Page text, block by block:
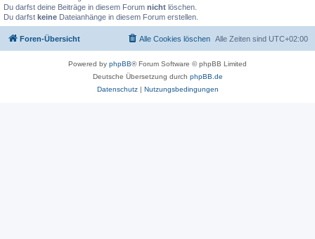
Du darfst deine Beiträge in diesem Forum nicht löschen.
Du darfst keine Dateianhänge in diesem Forum erstellen.
Foren-Übersicht Alle Zeiten sind UTC+02:00
Alle Cookies löschen
Powered by phpBB® Forum Software © phpBB Limited
Deutsche Übersetzung durch phpBB.de
Datenschutz| Nutzungsbedingungen